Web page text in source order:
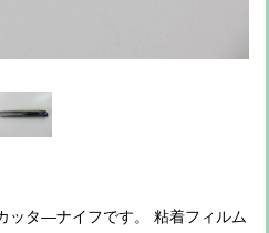
ッタ―ナイフです。 粘着フィルム